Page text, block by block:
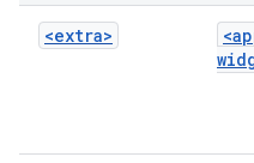
<extra>